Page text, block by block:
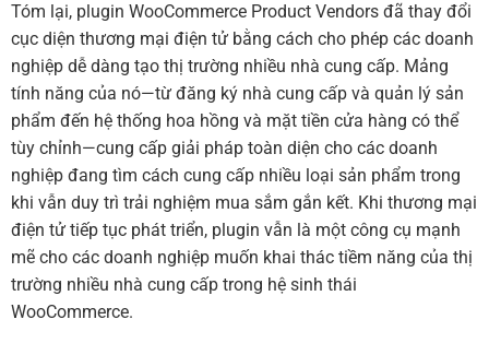
Tóm lại, plugin WooCommerce Product Vendors đã thay đổi
cục diện thương mại điện tử bằng cách cho phép các doanh
nghiệp dễ dàng tạo thị trường nhiều nhà cung cấp. Mảng
tính năng của nó—từ đăng ký nhà cung cấp và quản lý sản
phẩm đến hệ thống hoa hồng và mặt tiền cửa hàng có thể
tùy chỉnh—cung cấp giải pháp toàn diện cho các doanh
nghiệp đang tìm cách cung cấp nhiều loại sản phẩm trong
khi vẫn duy trì trải nghiệm mua sắm gắn kết. Khi thương mại
điện tử tiếp tục phát triển, plugin vẫn là một công cụ mạnh
mẽ cho các doanh nghiệp muốn khai thác tiềm năng của thị
trường nhiều nhà cung cấp trong hệ sinh thái
WooCommerce.